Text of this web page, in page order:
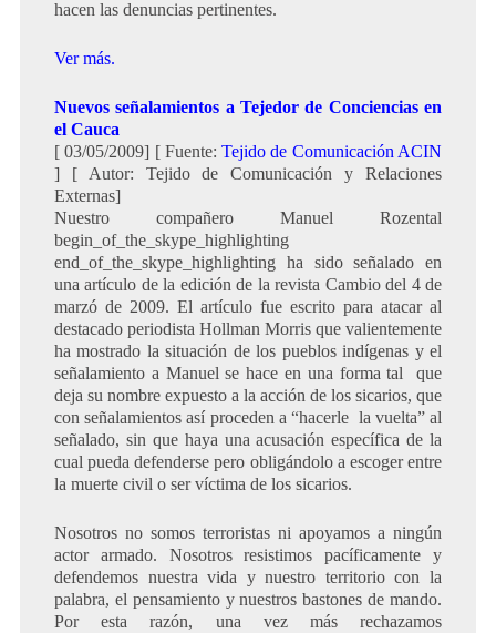
hacen las denuncias pertinentes.
Ver más.
Nuevos señalamientos a Tejedor de Conciencias en
el Cauca
[ 03/05/2009] [ Fuente:Tejido de Comunicación ACIN
] [ Autor: Tejido de Comunicación y Relaciones
Externas]
Nuestro compañero Manuel Rozental
begin_of_the_skype_highlighting
end_of_the_skype_highlighting ha sido señalado en
una artículo de la edición de la revista Cambio del 4 de
marzó de 2009. El artículo fue escrito para atacar al
destacado periodista Hollman Morris que valientemente
ha mostrado la situación de los pueblos indígenas y el
señalamiento a Manuel se hace en una forma tal que
deja su nombre expuesto a la acción de los sicarios, que
con señalamientos así proceden a “hacerle la vuelta” al
señalado, sin que haya una acusación específica de la
cual pueda defenderse pero obligándolo a escoger entre
la muerte civil o ser víctima de los sicarios.
Nosotros no somos terroristas ni apoyamos a ningún
actor armado. Nosotros resistimos pacíficamente y
defendemos nuestra vida y nuestro territorio con la
palabra, el pensamiento y nuestros bastones de mando.
Por esta razón, una vez más rechazamos